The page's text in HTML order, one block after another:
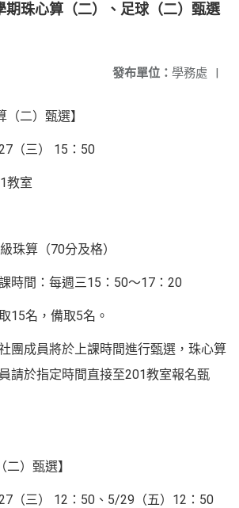
期珠心算（二）、足球（二）甄選
發布單位： 學務處 |
（二）甄選】
（三） 15：50
教室
珠算（70分及格）
時間：每週三15：50～17：20
15名，備取5名。
團成員將於上課時間進行甄選，珠心算
請於指定時間直接至201教室報名甄
二）甄選】
（三） 12：50、5/29（五）12：50